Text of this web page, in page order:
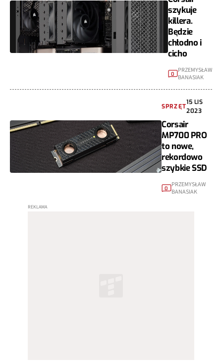
szykuje
killera.
Będzie
chłodno i
cicho
0
PRZEMYSŁAW
BANASIAK
SPRZĘT
15 LIS
2023
Corsair
MP700 PRO
to nowe,
rekordowo
szybkie SSD
0
PRZEMYSŁAW
BANASIAK